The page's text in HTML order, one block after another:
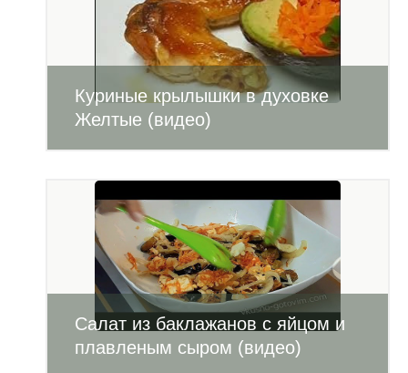
Куриные крылышки в духовке
Желтые (видео)
Салат из баклажанов с яйцом и
плавленым сыром (видео)